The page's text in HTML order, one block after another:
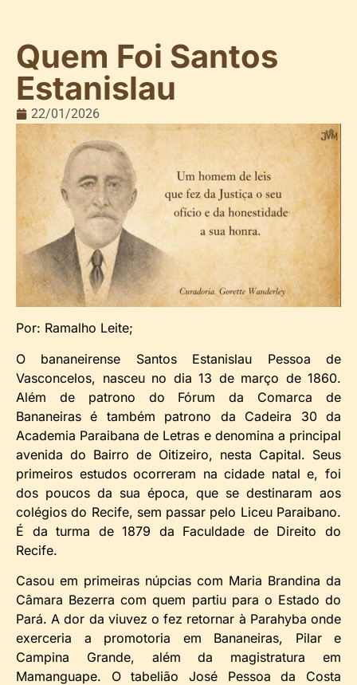
Quem Foi Santos
Estanislau
22/01/2026
Por: Ramalho Leite;
O bananeirense Santos Estanislau Pessoa de
Vasconcelos, nasceu no dia 13 de março de 1860.
Além de patrono do Fórum da Comarca de
Bananeiras é também patrono da Cadeira 30 da
Academia Paraibana de Letras e denomina a principal
avenida do Bairro de Oitizeiro, nesta Capital. Seus
primeiros estudos ocorreram na cidade natal e, foi
dos poucos da sua época, que se destinaram aos
colégios do Recife, sem passar pelo Liceu Paraibano.
É da turma de 1879 da Faculdade de Direito do
Recife.
Casou em primeiras núpcias com Maria Brandina da
Câmara Bezerra com quem partiu para o Estado do
Pará. A dor da viuvez o fez retornar à Parahyba onde
exerceria a promotoria em Bananeiras, Pilar e
Campina Grande, além da magistratura em
Mamanguape. O tabelião José Pessoa da Costa